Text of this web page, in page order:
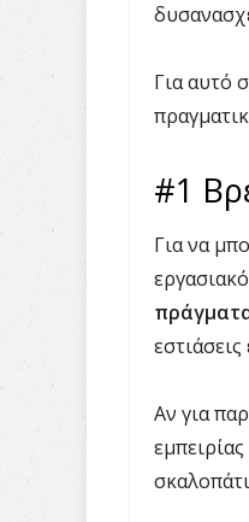
Για αυτό
#1
Για να
Αν για